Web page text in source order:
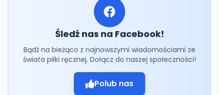
Śledź nas na Facebook!
Bądź na bieżąco z najnowszymi wiadomościami ze
świata piłki ręcznej. Dołącz do naszej społeczności!
Polub nas